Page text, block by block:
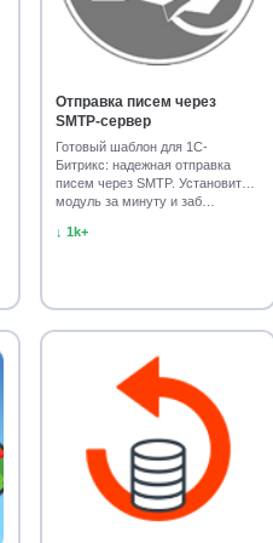
Отзывы и комментарии
Интеграция с Ozon
функции 8
Торговые предложения и личный
поставщиков Готовые
Сайты для
сайты Статистика
Задачи 3 Мебель
Отправка писем через
SMTP-сервер
Готовый шаблон для 1С-
Битрикс: надежная отправка
писем через SMTP. Установите
модуль за минуту и заб…
↓ 1k+